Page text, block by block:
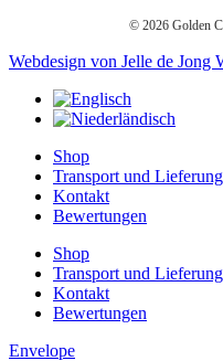
© 2026Golden
Webdesign von Jelle de Jong
Shop
Transport und Lieferung
Kontakt
Bewertungen
Shop
Transport und Lieferung
Kontakt
Bewertungen
Envelope